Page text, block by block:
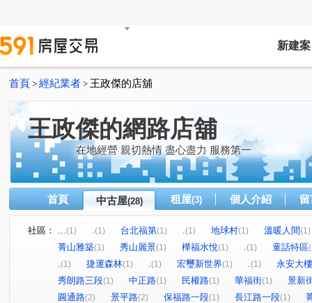
新建案
首頁 > 經紀業者 > 王政傑的店舖
王政傑的網路店舖
在地經營 親切熱情 盡心盡力 服務第一
首頁 中古屋(28) 租屋(3) 個人介紹
社區： ...(1) .(1) 台北福第(1) .(1) 地球村(1) 溫暖人間(1)
菁山雅築(1) 秀山麗景(1) 樺福水悅(1) .(1) 童話特區
.(1) 捷運森林(1) .(1) 宏璽新世界(1) .(1)
永安大樓
秀朗路三段(1) 中正路(1) 民權路(1) 華福街(1)
景新
圓通路(2) 景平路(2) 保福路一段(1) 長江路一段(1)